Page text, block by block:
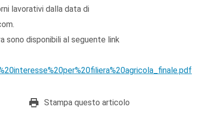
lavorativi dalla data di
sono disponibili al seguente link
Stampa questo articolo